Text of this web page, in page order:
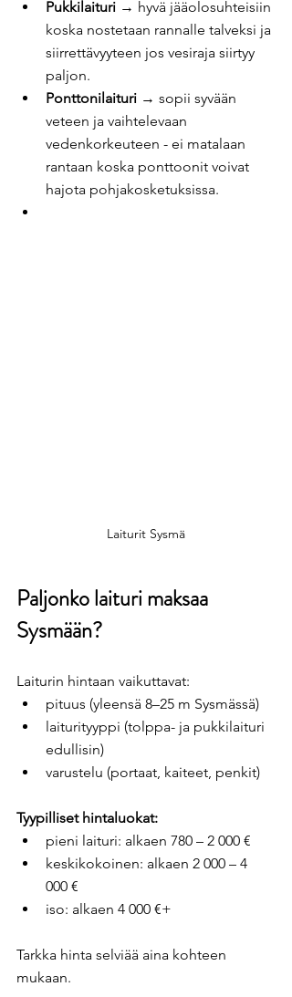
Pukkilaituri → hyvä jääolosuhteisiin
koska nostetaan rannalle talveksi ja
siirrettävyyteen jos vesiraja siirtyy
paljon.
Ponttonilaituri → sopii syvään
veteen ja vaihtelevaan
vedenkorkeuteen - ei matalaan
rantaan koska ponttoonit voivat
hajota pohjakosketuksissa.
Laiturit Sysmä
Paljonko laituri maksaa
Sysmään?
Laiturin hintaan vaikuttavat:
pituus (yleensä 8–25 m Sysmässä)
laiturityyppi (tolppa- ja pukkilaituri
edullisin)
varustelu (portaat, kaiteet, penkit)
Tyypilliset hintaluokat:
pieni laituri: alkaen 780 – 2 000 €
keskikokoinen: alkaen 2 000 – 4
000 €
iso: alkaen 4 000 €+
Tarkka hinta selviää aina kohteen
mukaan.